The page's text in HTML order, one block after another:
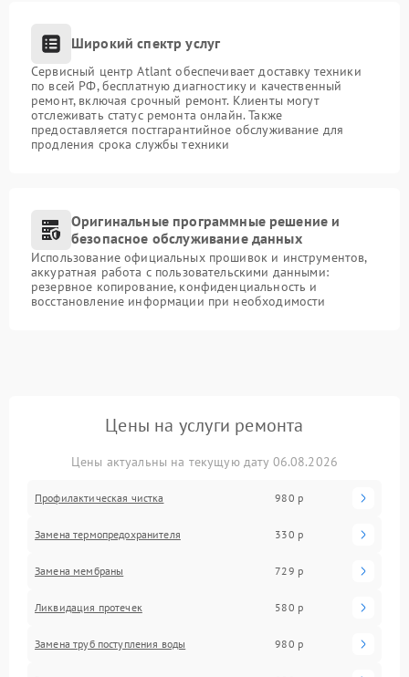
Широкий спектр услуг
Сервисный центр Atlant обеспечивает доставку техники
по всей РФ, бесплатную диагностику и качественный
ремонт, включая срочный ремонт. Клиенты могут
отслеживать статус ремонта онлайн. Также
предоставляется постгарантийное обслуживание для
продления срока службы техники
Оригинальные программные решение и
безопасное обслуживание данных
Использование официальных прошивок и инструментов,
аккуратная работа с пользовательскими данными:
резервное копирование, конфиденциальность и
восстановление информации при необходимости
Цены на услуги ремонта
Цены актуальны на текущую дату 06.08.2026
Профилактическая чистка 980 р
Замена термопредохранителя 330 р
Замена мембраны 729 р
Ликвидация протечек 580 р
Замена труб поступления воды 980 р